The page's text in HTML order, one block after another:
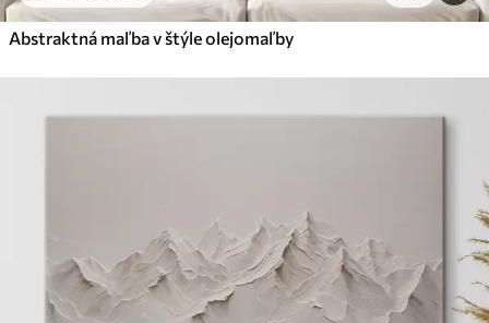
Abstraktná maľba v štýle olejomaľby